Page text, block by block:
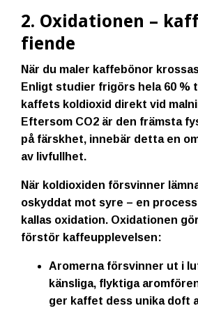
2. Oxidationen –
fiende
När du maler kaffebönor
Enligt studier frigörs hela 60 %
kaffets koldioxid direkt vid
Eftersom CO2 är den främsta
på färskhet, innebär detta en
av livfullhet.
När koldioxiden försvinner
oskyddat mot syre – en
kallas oxidation. Oxidationen
förstör kaffeupplevelsen:
Aromerna försvinner ut i
känsliga, flyktiga
ger kaffet dess unika doft